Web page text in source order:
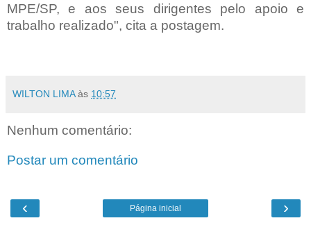
MPE/SP, e aos seus dirigentes pelo apoio e
trabalho realizado", cita a postagem.
WILTON LIMA às 10:57
Nenhum comentário:
Postar um comentário
‹ ›
Página inicial